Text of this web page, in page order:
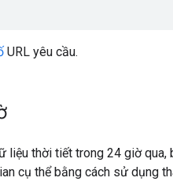
URL yêu cầu.
liệu thời tiết trong 24 giờ
cụ thể bằng cách sử dụng